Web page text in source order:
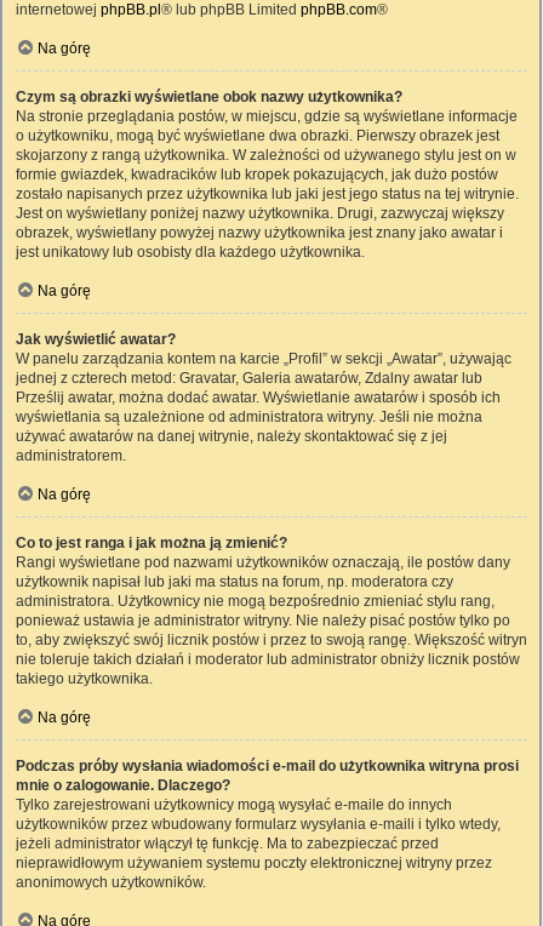
internetowej phpBB.pl ® lub phpBB Limited phpBB.com®
Na górę
Czym są obrazki wyświetlane obok nazwy użytkownika?
Na stronie przeglądania postów, w miejscu, gdzie są wyświetlane informacje
o użytkowniku, mogą być wyświetlane dwa obrazki. Pierwszy obrazek jest
skojarzony z rangą użytkownika. W zależności od używanego stylu jest on w
formie gwiazdek, kwadracików lub kropek pokazujących, jak dużo postów
zostało napisanych przez użytkownika lub jaki jest jego status na tej witrynie.
Jest on wyświetlany poniżej nazwy użytkownika. Drugi, zazwyczaj większy
obrazek, wyświetlany powyżej nazwy użytkownika jest znany jako awatar i
jest unikatowy lub osobisty dla każdego użytkownika.
Na górę
Jak wyświetlić awatar?
W panelu zarządzania kontem na karcie „Profil” w sekcji „Awatar”, używając
jednej z czterech metod: Gravatar, Galeria awatarów, Zdalny awatar lub
Prześlij awatar, można dodać awatar. Wyświetlanie awatarów i sposób ich
wyświetlania są uzależnione od administratora witryny. Jeśli nie można
używać awatarów na danej witrynie, należy skontaktować się z jej
administratorem.
Na górę
Co to jest ranga i jak można ją zmienić?
Rangi wyświetlane pod nazwami użytkowników oznaczają, ile postów dany
użytkownik napisał lub jaki ma status na forum, np. moderatora czy
administratora. Użytkownicy nie mogą bezpośrednio zmieniać stylu rang,
ponieważ ustawia je administrator witryny. Nie należy pisać postów tylko po
to, aby zwiększyć swój licznik postów i przez to swoją rangę. Większość witryn
nie toleruje takich działań i moderator lub administrator obniży licznik postów
takiego użytkownika.
Na górę
Podczas próby wysłania wiadomości e-mail do użytkownika witryna prosi
mnie o zalogowanie. Dlaczego?
Tylko zarejestrowani użytkownicy mogą wysyłać e-maile do innych
użytkowników przez wbudowany formularz wysyłania e-maili i tylko wtedy,
jeżeli administrator włączył tę funkcję. Ma to zabezpieczać przed
nieprawidłowym używaniem systemu poczty elektronicznej witryny przez
anonimowych użytkowników.
Na górę